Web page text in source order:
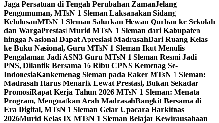
Jaga Persatuan di Tengah Perubahan ZamanJelang
Pengumuman, MTsN 1 Sleman Laksanakan Sidang
KelulusanMTsN 1 Sleman Salurkan Hewan Qurban ke Sekolah
dan WargaPrestasi Murid MTsN 1 Sleman dari Kabupaten
hingga Nasional Dapat Apresiasi MadrasahDari Ruang Kelas
ke Buku Nasional, Guru MTsN 1 Sleman Ikut Menulis
Pengalaman Jadi ASN3 Guru MTsN 1 Sleman Resmi Jadi
PNS, Dilantik Bersama 16 Ribu CPNS Kemenag Se-
IndonesiaKankemenag Sleman pada Raker MTsN 1 Sleman:
Madrasah Harus Menarik Lewat Prestasi, Bukan Sekadar
PromosiRapat Kerja Tahun 2026 MTsN 1 Sleman: Menata
Program, Menguatkan Arah MadrasahBangkit Bersama di
Era Digital, MTsN 1 Sleman Gelar Upacara Harkitnas
2026Murid Kelas IX MTsN 1 Sleman Belajar Kewirausahaan